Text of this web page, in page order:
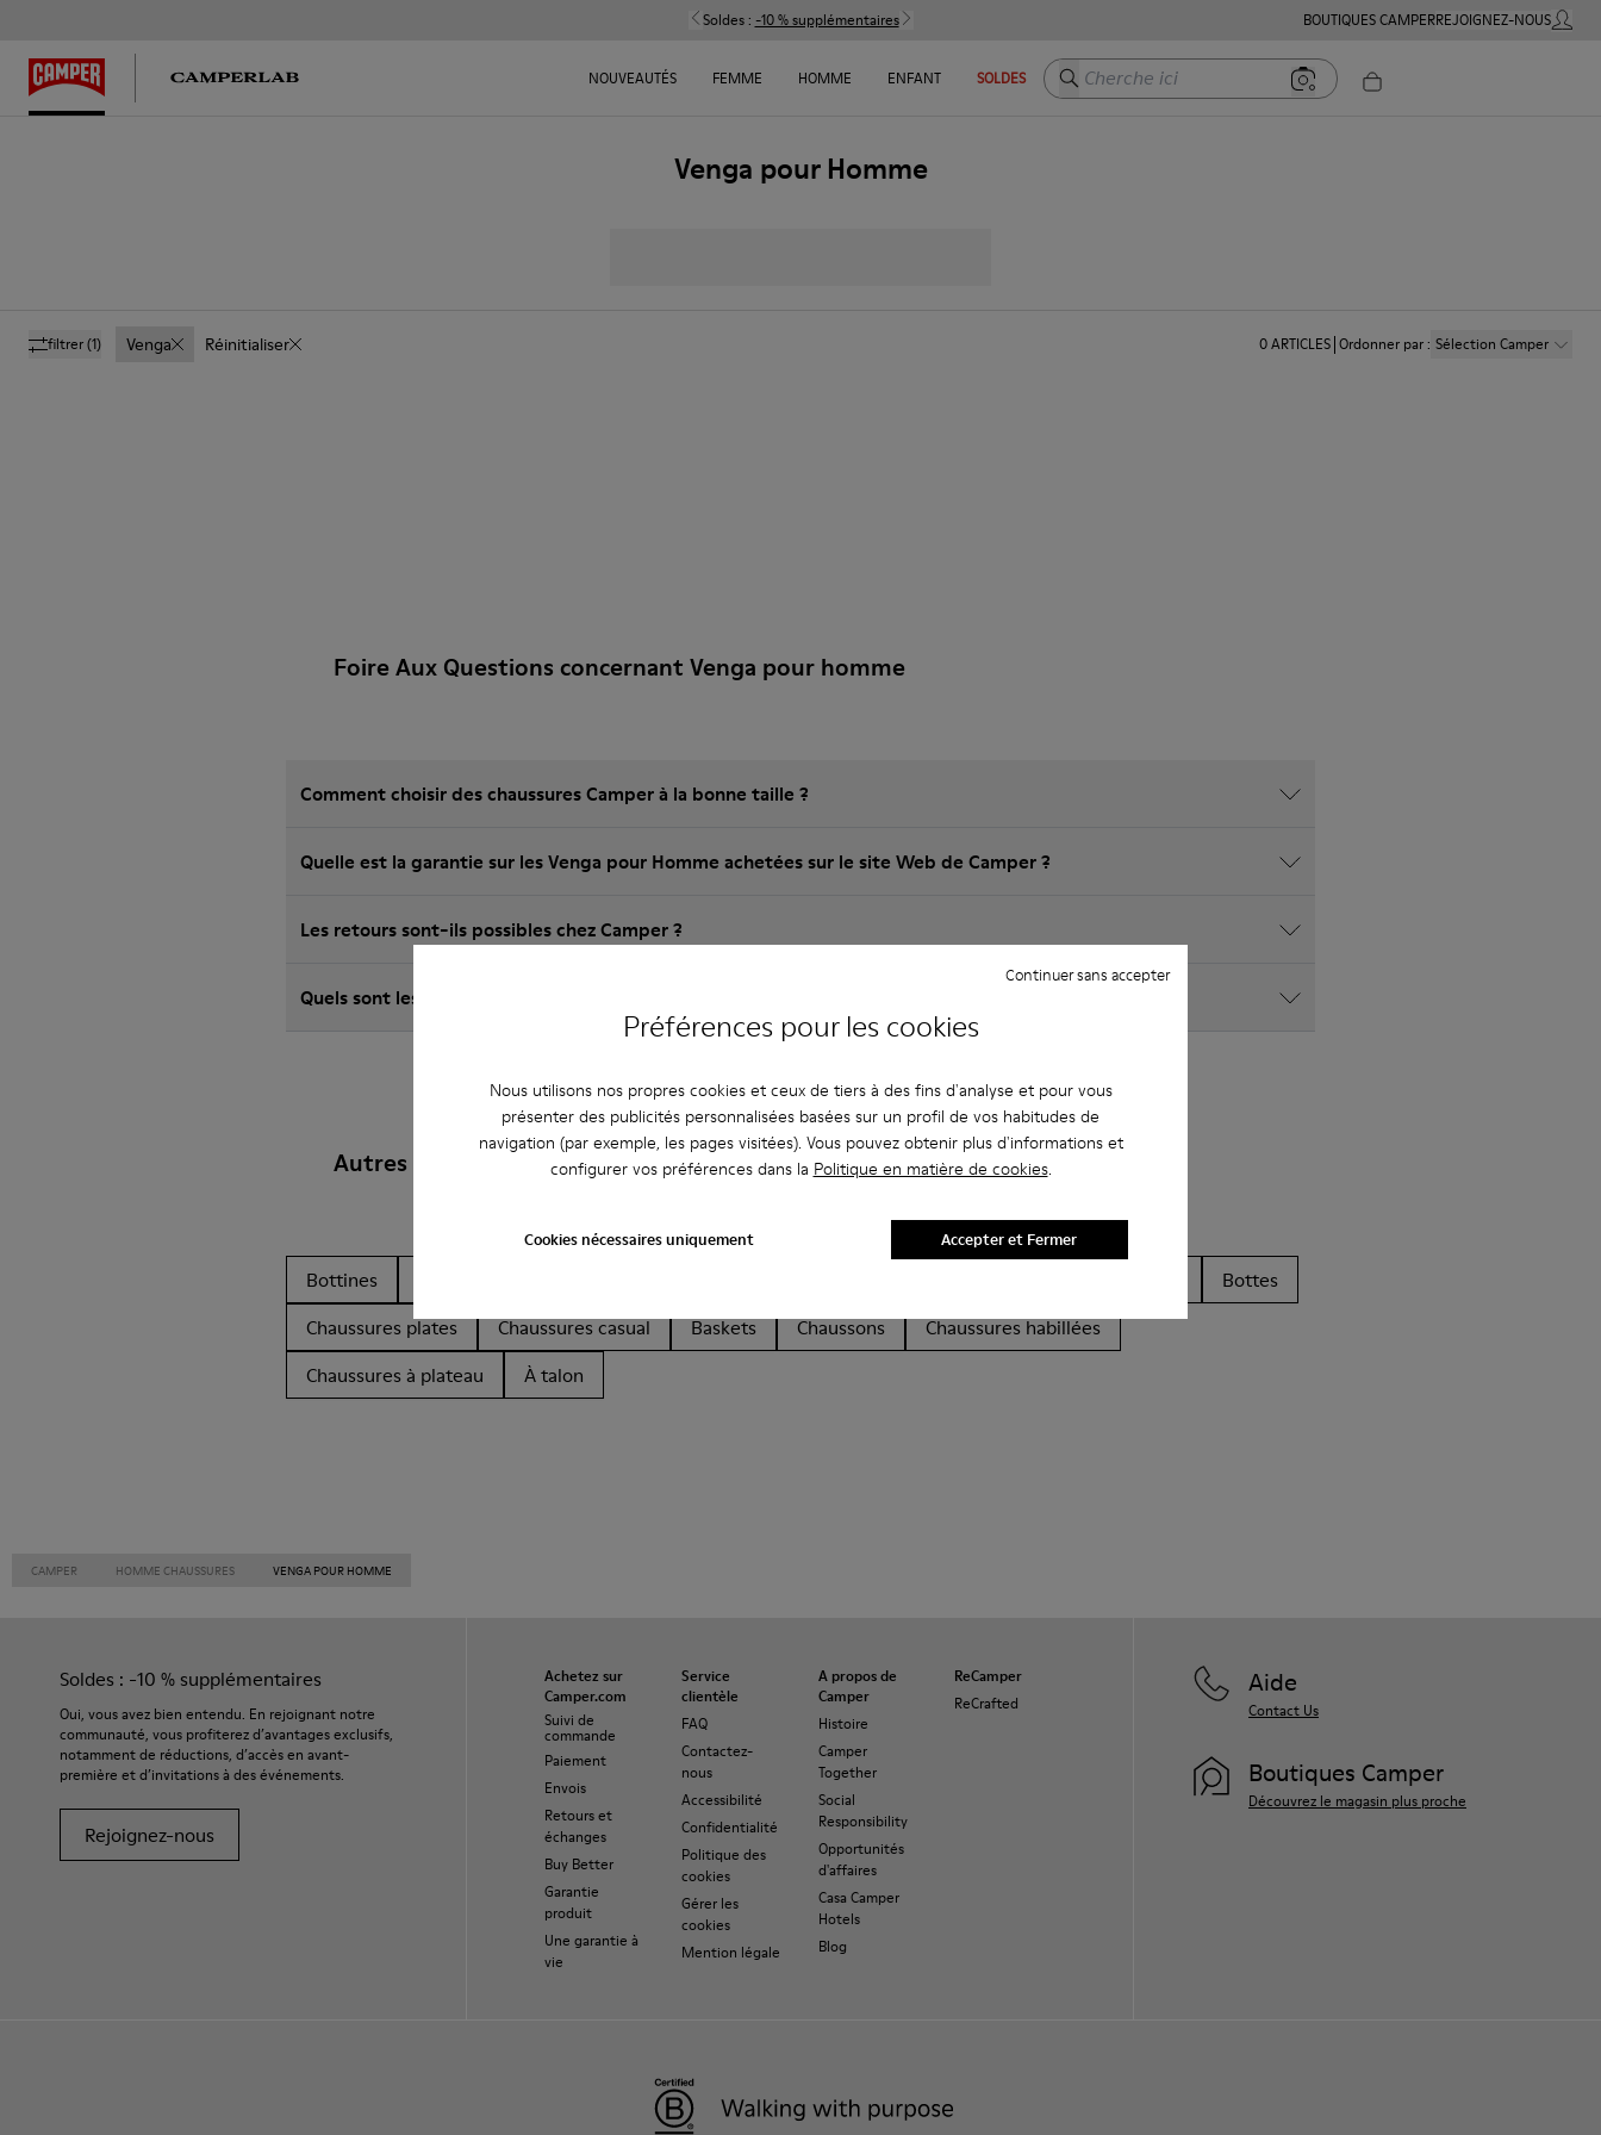
Préférences pour les cookies
Nous utilisons nos propres cookies et ceux de tiers à des fins d'analyse et pour vous
présenter des publicités personnalisées basées sur un profil de vos habitudes de
navigation (par exemple, les pages visitées). Vous pouvez obtenir plus d'informations et
configurer vos préférences dans la Politique en matière de cookies.
Cookies nécessaires uniquement
Continuer sans accepter
Accepter et Fermer
Soldes : -10 % supplémentaires BOUTIQUES CAMPERREJOIGNEZ-NOUSMON
NOUVEAUTÉS FEMME HOMME ENFANT SOLDES Cherche ici
Venga pour Homme
filtrer(1) Venga Réinitialiser 0ARTICLES Ordonner par: Sélection Camper
Foire Aux Questions concernant Venga pour homme
Comment choisir des chaussures Camper à la bonne taille ?
Quelle est la garantie sur les Venga pour Homme achetées sur le site Web de Camper ?
Les retours sont-ils possibles chez Camper ?
Quels sont les frais d'expédition pour les Venga pour Homme Camper?
Autres Catégories
Bottines
Bottes
Chaussures plates
Chaussures casual Baskets Chaussons
Chaussures habillées
Chaussures à plateau
À talon
CAMPER HOMME CHAUSSURES VENGA POUR HOMME
Soldes : -10 % supplémentaires
Oui, vous avez bien entendu. En rejoignant notre
communauté, vous profiterez d’avantages exclusifs,
notamment de réductions, d’accès en avant-
première et d’invitations à des événements.
Rejoignez-nous
Achetez sur
Camper.com
Suivi de
commande
Paiement
Envois
Retours et
échanges
Buy Better
Garantie
produit
Une garantie à
vie
Service
clientèle
FAQ
Contactez-
nous
Accessibilité
Confidentialité
Politique des
cookies
Gérer les
cookies
Mention légale
A propos de
Camper
Histoire
Camper
Together
Social
Responsibility
Opportunités
d'affaires
Casa Camper
Hotels
Blog
ReCamper
ReCrafted
Aide
Contact Us
Boutiques Camper
Découvrez le magasin plus proche